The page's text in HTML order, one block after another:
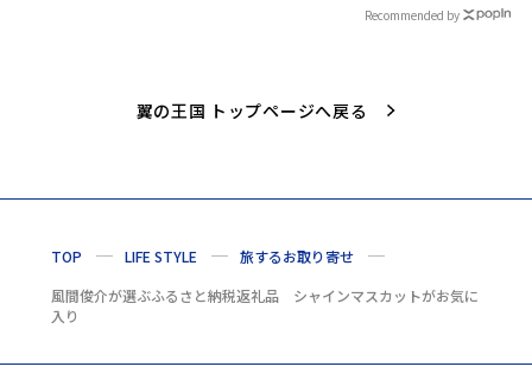
Recommended by
翼の王国 トップページへ戻る
TOP LIFE STYLE
旅するお取り寄せ
風間俊介が選ぶふるさと納税返礼品 シャインマスカットがお気に
入り